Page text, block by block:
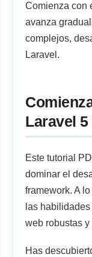
Comienza con
avanza
complejos,
Laravel.
Laravel
Este tutorial
dominar el
framework. A
las
web robustas y
Has